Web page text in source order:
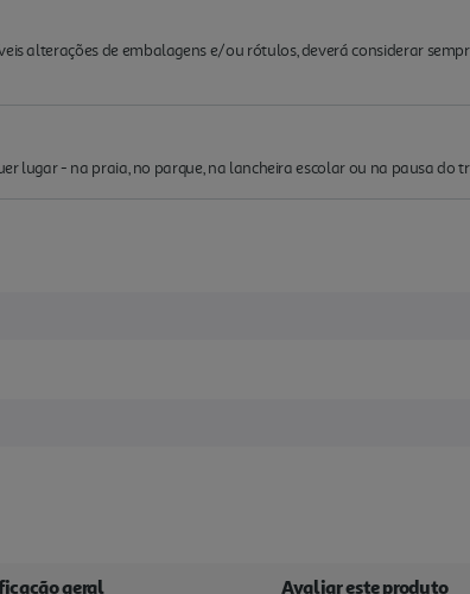
alterações de embalagens e/ou rótulos, deverá considerar
lugar - na praia, no parque, na lancheira escolar ou na pausa do